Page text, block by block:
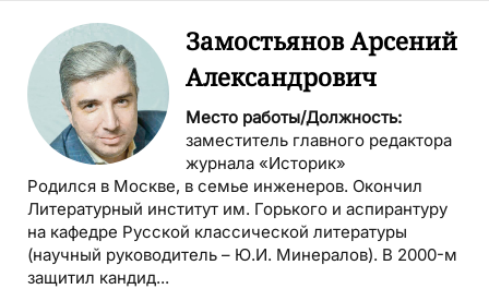
Замостьянов Арсений
Александрович
Место работы/Должность:
заместитель главного редактора
журнала «Историк»
Родился в Москве, в семье инженеров. Окончил
Литературный институт им. Горького и аспирантуру
на кафедре Русской классической литературы
(научный руководитель – Ю.И. Минералов). В 2000-м
защитил кандид...